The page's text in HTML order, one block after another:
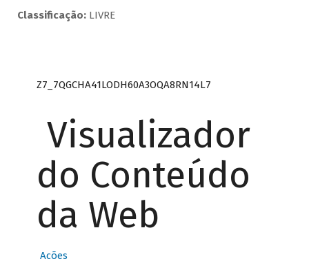
Classificação:LIVRE
Z7_7QGCHA41LODH60A3OQA8RN14L7
Visualizador
do Conteúdo
da Web
Ações